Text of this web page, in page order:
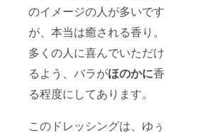
のイメージの人が多いです
が、本当は癒される香り。
多くの人に喜んでいただけ
るよう、バラがほのかに香
る程度にしてあります。
このドレッシングは、ゆぅ